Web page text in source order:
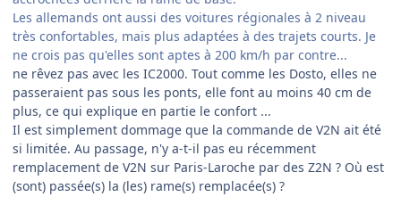
Les allemands ont aussi des voitures régionales à 2 niveau
très confortables, mais plus adaptées à des trajets courts. Je
ne crois pas qu'elles sont aptes à 200 km/h par contre...
ne rêvez pas avec les IC2000. Tout comme les Dosto, elles ne
passeraient pas sous les ponts, elle font au moins 40 cm de
plus, ce qui explique en partie le confort ...
Il est simplement dommage que la commande de V2N ait été
si limitée. Au passage, n'y a-t-il pas eu récemment
remplacement de V2N sur Paris-Laroche par des Z2N ? Où est
(sont) passée(s) la (les) rame(s) remplacée(s) ?